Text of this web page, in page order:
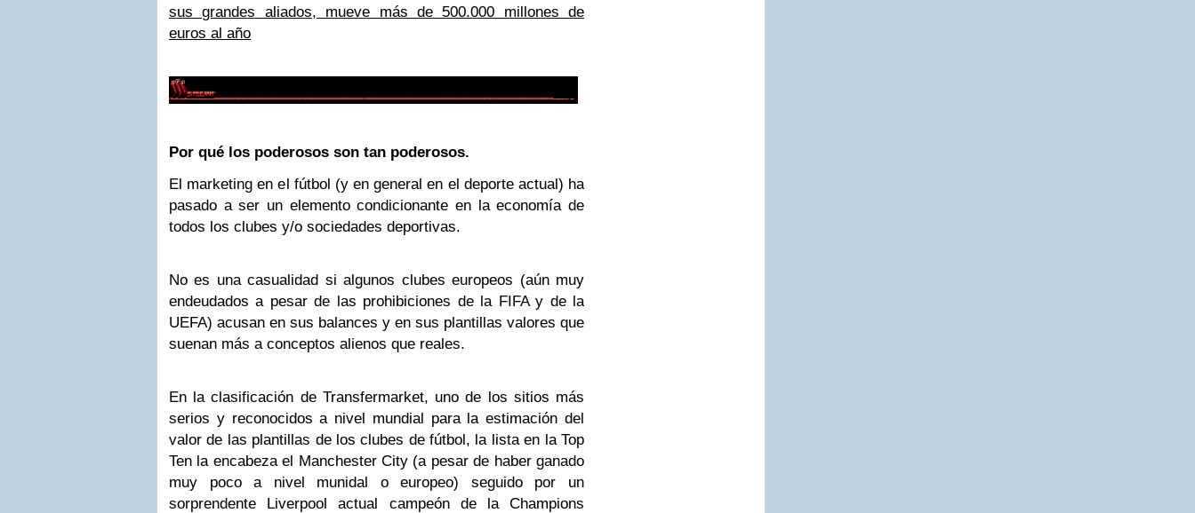
sus grandes aliados, mueve más de 500.000 millones de
euros al año
Por qué los poderosos son tan poderosos.
El marketing en el fútbol (y en general en el deporte actual) ha
pasado a ser un elemento condicionante en la economía de
todos los clubes y/o sociedades deportivas.
No es una casualidad si algunos clubes europeos (aún muy
endeudados a pesar de las prohibiciones de la FIFA y de la
UEFA) acusan en sus balances y en sus plantillas valores que
suenan más a conceptos alienos que reales.
En la clasificación de Transfermarket, uno de los sitios más
serios y reconocidos a nivel mundial para la estimación del
valor de las plantillas de los clubes de fútbol, la lista en la Top
Ten la encabeza el Manchester City (a pesar de haber ganado
muy poco a nivel munidal o europeo) seguido por un
sorprendente Liverpool actual campeón de la Champions